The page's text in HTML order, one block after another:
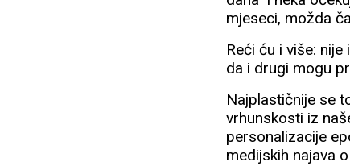
mjeseci, možda
Reći ću i više:
da i drugi mogu
Najplastičnije se
vrhunskosti iz
personalizacije
medijskih najava